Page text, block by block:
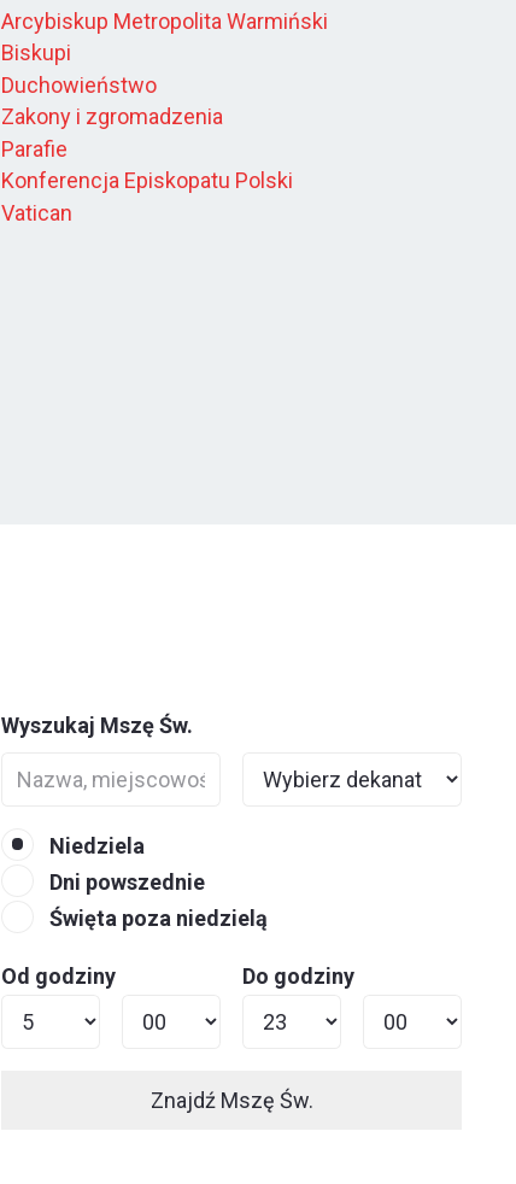
Arcybiskup Metropolita Warmiński
Biskupi
Duchowieństwo
Zakony i zgromadzenia
Parafie
Konferencja Episkopatu Polski
Vatican
Wyszukaj Mszę Św.
Niedziela
Dni powszednie
Święta poza niedzielą
Od godziny Do godziny
Znajdź Mszę Św.